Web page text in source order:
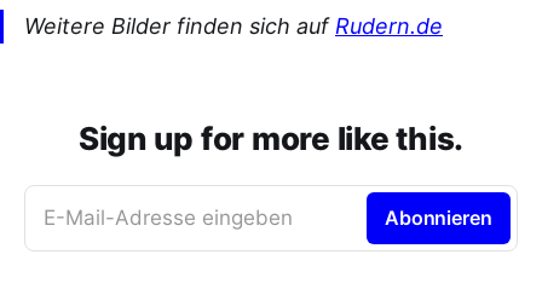
Weitere Bilder finden sich auf Rudern.de
Sign up for more like this.
E-Mail-Adresse eingeben Abonnieren